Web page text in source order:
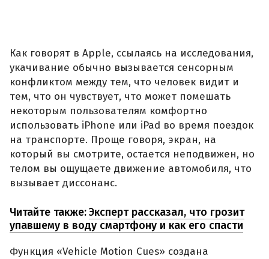
Как говорят в Apple, ссылаясь на исследования,
укачивание обычно вызывается сенсорным
конфликтом между тем, что человек видит и
тем, что он чувствует, что может помешать
некоторым пользователям комфортно
использовать iPhone или iPad во время поездок
на транспорте. Проще говоря, экран, на
который вы смотрите, остается неподвижен, но
телом вы ощущаете движение автомобиля, что
вызывает диссонанс.
Читайте также:Эксперт рассказал, что грозит
упавшему в воду смартфону и как его спасти
Функция «Vehicle Motion Cues» создана